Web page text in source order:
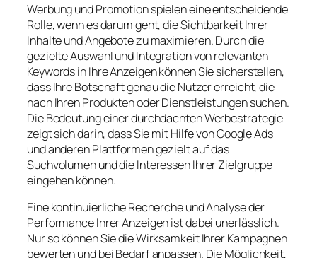
Werbung und Promotion spielen eine entscheidende
Rolle, wenn es darum geht, die Sichtbarkeit Ihrer
Inhalte und Angebote zu maximieren. Durch die
gezielte Auswahl und Integration von relevanten
Keywords in Ihre Anzeigen können Sie sicherstellen,
dass Ihre Botschaft genau die Nutzer erreicht, die
nach Ihren Produkten oder Dienstleistungen suchen.
Die Bedeutung einer durchdachten Werbestrategie
zeigt sich darin, dass Sie mit Hilfe von Google Ads
und anderen Plattformen gezielt auf das
Suchvolumen und die Interessen Ihrer Zielgruppe
eingehen können.
Eine kontinuierliche Recherche und Analyse der
Performance Ihrer Anzeigen ist dabei unerlässlich.
Nur so können Sie die Wirksamkeit Ihrer Kampagnen
bewerten und bei Bedarf anpassen. Die Möglichkeit,